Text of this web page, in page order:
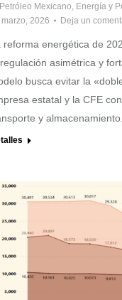
Mexicano Energía y
2026
Deja un
reforma energética de
asimétrica y
busca evitar la
estatal y la CFE
y